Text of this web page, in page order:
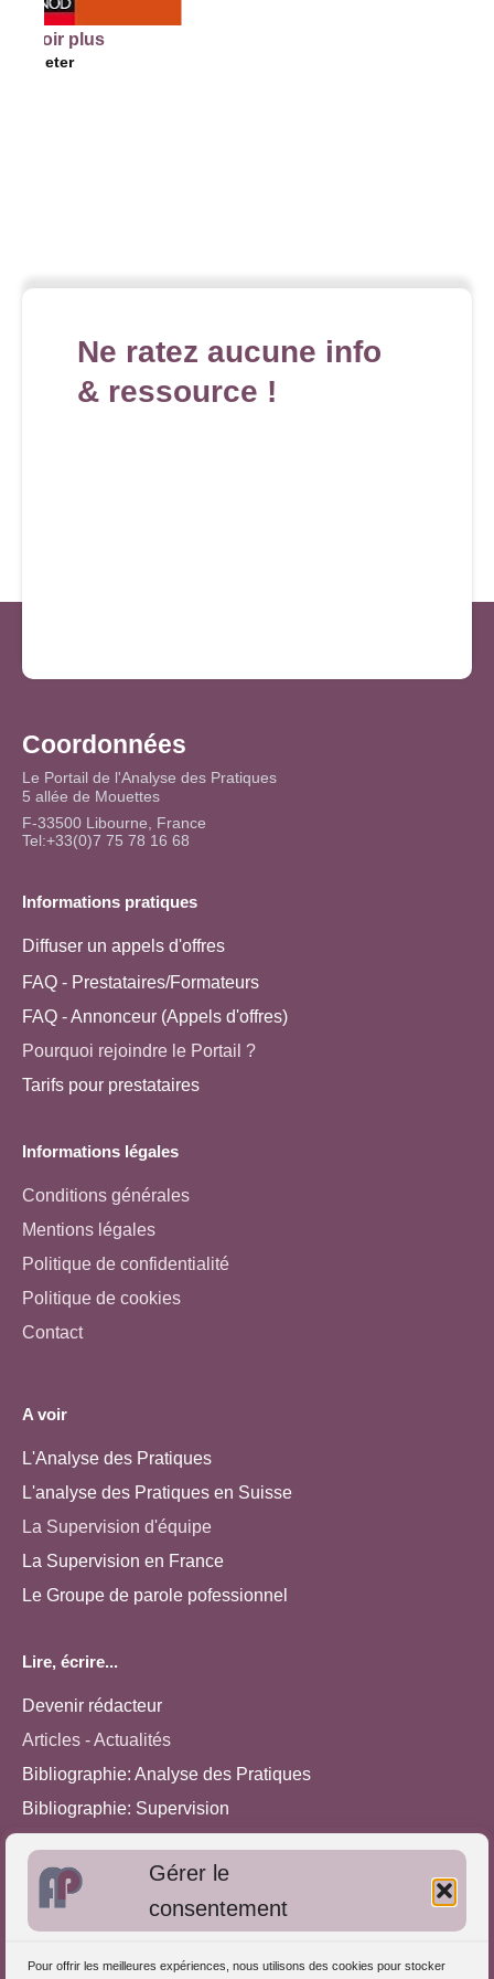
Gérer le
consentement
Pour offrir les meilleures expériences, nous utilisons des cookies pour stocker
Ne ratez aucune info
& ressource !
Coordonnées
Le Portail de l'Analyse des Pratiques
5 allée de Mouettes
F-33500 Libourne, France
Tel:+33(0)7 75 78 16 68
Informations pratiques
Diffuser un appels d'offres
FAQ - Prestataires/Formateurs
FAQ - Annonceur (Appels d'offres)
Pourquoi rejoindre le Portail ?
Tarifs pour prestataires
Informations légales
Conditions générales
Mentions légales
Politique de confidentialité
Politique de cookies
Contact
A voir
L'Analyse des Pratiques
L'analyse des Pratiques en Suisse
La Supervision d'équipe
La Supervision en France
Le Groupe de parole pofessionnel
Lire, écrire...
Devenir rédacteur
Articles - Actualités
Bibliographie: Analyse des Pratiques
Bibliographie: Supervision
Approches de l'Analyse des pratiques